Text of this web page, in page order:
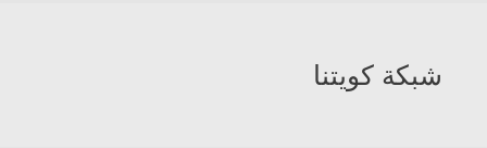
شبكة كويتنا